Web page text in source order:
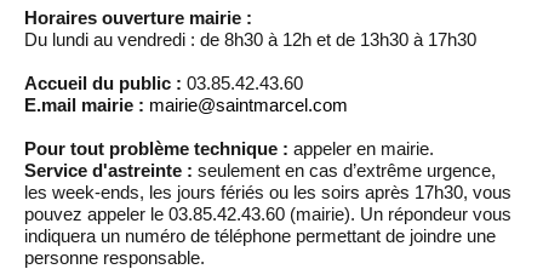
Horaires ouverture mairie :
Du lundi au vendredi : de 8h30 à 12h et de 13h30 à 17h30
Accueil du public : 03.85.42.43.60
E.mail mairie : mairie@saintmarcel.com
Pour tout problème technique : appeler en mairie.
Service d'astreinte : seulement en cas d’extrême urgence,
les week-ends, les jours fériés ou les soirs après 17h30, vous
pouvez appeler le 03.85.42.43.60 (mairie). Un répondeur vous
indiquera un numéro de téléphone permettant de joindre une
personne responsable.